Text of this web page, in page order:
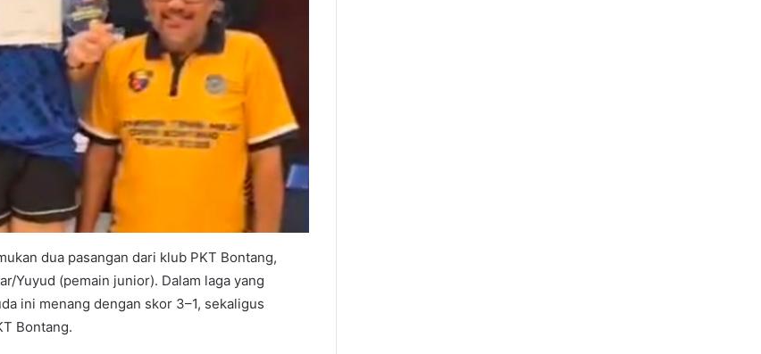
dua pasangan dari klub PKT Bontang,
Yuyud (pemain junior). Dalam laga yang
ini menang dengan skor 3–1, sekaligus
Bontang.